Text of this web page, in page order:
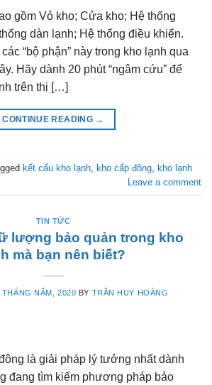
gồm Vỏ kho; Cửa kho; Hệ thống
dàn lạnh; Hệ thống điều khiển.
“bộ phận” này trong kho lạnh qua
Hãy dành 20 phút “ngâm cứu” để
trên thị […]
CONTINUE READING →
kết cấu kho lạnh kho cấp đông kho lạnh
Leave a comment
TIN TỨC
lượng bảo quản trong kho
mà bạn nên biết?
THÁNG NĂM, 2020 BY TRẦN HUY HOÀNG
là giải pháp lý tưởng nhất dành
đang tìm kiếm phương pháp bảo